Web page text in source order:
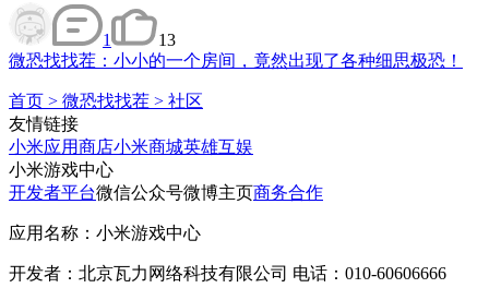
1
13
微恐找找茬：小小的一个房间，竟然出现了各种细思极恐！
首页 > 微恐找找茬 > 社区
友情链接
小米应用商店小米商城英雄互娱
小米游戏中心
开发者平台微信公众号微博主页商务合作
应用名称：小米游戏中心
开发者：北京瓦力网络科技有限公司 电话：010-60606666